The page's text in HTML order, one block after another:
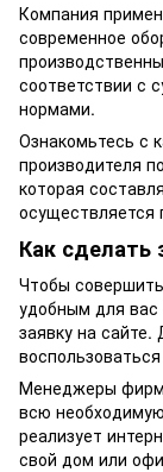
Компания
современное
соответствии с
нормами.
Ознакомьтесь с
производителя
которая
осуществляется
Как сделать
Чтобы
удобным для
заявку на
Менеджеры
всю
реализует
свой дом или